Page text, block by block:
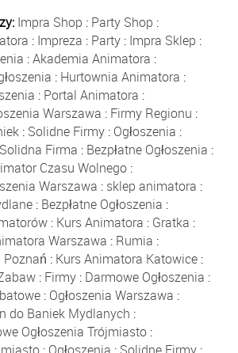
Impra Shop : Party Shop :
: Impreza : Party : Impra Sklep :
:Akademia Animatora :
: Hurtownia Animatora :
: Portal Animatora :
Warszawa : Firmy Regionu :
: Solidne Firmy: Ogłoszenia :
Solidna Firma : Bezpłatne Ogłoszenia :
Czasu Wolnego:
Warszawa : sklep animatora :
: Bezpłatne Ogłoszenia :
: Kurs Animatora : Gratka :
Warszawa : Rumia :
: Kurs Animatora Katowice :
: Firmy : Darmowe Ogłoszenia :
: Ogłoszenia Warszawa :
do Baniek Mydlanych :
Ogłoszenia Trójmiasto :